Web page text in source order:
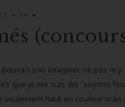
pas imaginer ne pas
que je me suis dis "soyons
haut en couleur mais